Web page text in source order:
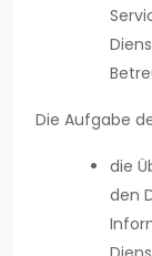
Die Aufgabe
die
den